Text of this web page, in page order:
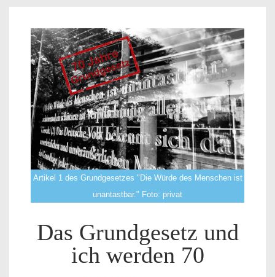
Artikel 1 des Grundgesetzes "Die Würde des Menschen ist
unantastbar." Foto: privat
Das Grundgesetz und
ich werden 70